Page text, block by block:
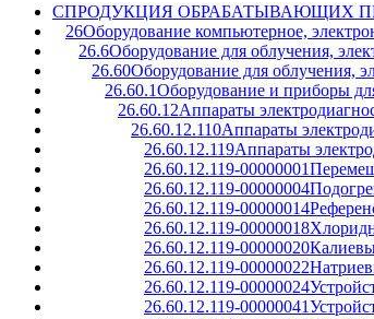
CПРОДУКЦИЯ ОБРАБАТЫВАЮЩИХ
26Оборудование компьютерное,
26.6Оборудование для облучения,
26.60Оборудование для облучения,
26.60.1Оборудование и приборы
26.60.12Аппараты
26.60.12.110Аппараты
26.60.12.119Аппараты
26.60.12.119-00000001
26.60.12.119-00000004
26.60.12.119-00000014
26.60.12.119-00000018
26.60.12.119-00000020
26.60.12.119-00000022
26.60.12.119-00000024
26.60.12.119-00000041